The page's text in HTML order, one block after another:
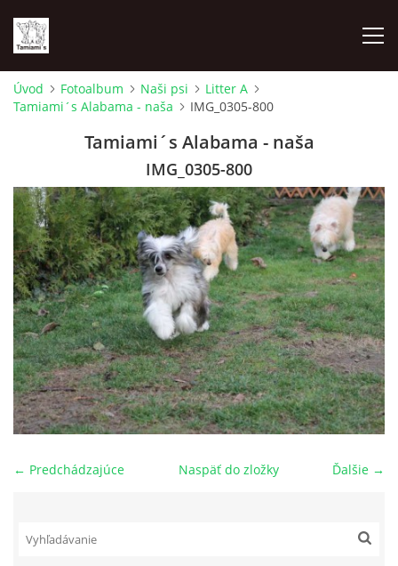
ÚVOD
VRHY
NAŠI ŠAMPIÓNI
VÝSTAVY
FOTOALBUM
NAŠI PSI
Z TEÓRIE
Úvod Fotoalbum Naši psi
Litter A
Tamiami´s Alabama - naša
IMG_0305-800
Tamiami´s Alabama - naša
IMG_0305-800
← Predchádzajúce Ďalšie →
Naspäť do zložky